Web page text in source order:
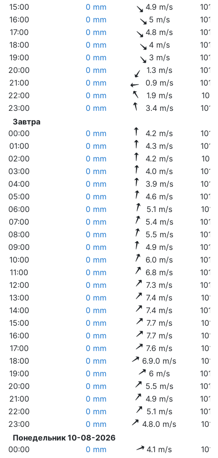
15:00
0 mm 4.9 m/s
16:00
0 mm 5 m/s
17:00
0 mm 4.8 m/s
18:00
0 mm 4 m/s
19:00
0 mm 3 m/s
20:00
0 mm 1.3 m/s
21:00
0 mm 0.9 m/s
22:00
0 mm 1.9 m/s
23:00
0 mm 3.4 m/s
Завтра
00:00
0 mm 4.2 m/s
01:00
0 mm 4.3 m/s
02:00
0 mm 4.2 m/s
03:00
0 mm 4.0 m/s
04:00
0 mm 3.9 m/s
05:00
0 mm 4.6 m/s
06:00
0 mm 5.1 m/s
07:00
0 mm 5.4 m/s
08:00
0 mm 5.5 m/s
09:00
0 mm 4.9 m/s
10:00
0 mm 6.0 m/s
11:00
0 mm 6.8 m/s
12:00
0 mm 7.3 m/s
13:00
0 mm 7.4 m/s
14:00
0 mm 7.4 m/s
15:00
0 mm 7.7 m/s
16:00
0 mm 7.7 m/s
17:00
0 mm 7.6 m/s
18:00
0 mm 6.9.0 m/s
19:00
0 mm 6 m/s
20:00
0 mm 5.5 m/s
21:00
0 mm 4.9 m/s
22:00
0 mm 5.1 m/s
23:00
0 mm 4.8.0 m/s
Понедельник 10-08-2026
00:00
0 mm 4.1 m/s